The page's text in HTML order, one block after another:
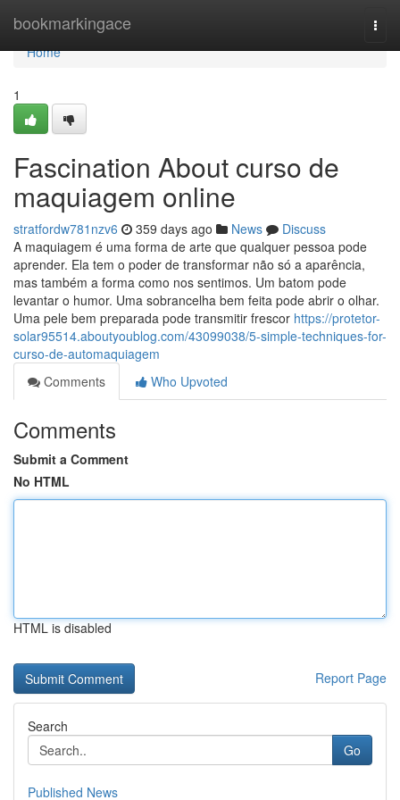
bookmarkingace
Home
Home
1
Fascination About curso de
maquiagem online
stratfordw781nzv6 359 days ago News
Discuss
A maquiagem é uma forma de arte que qualquer pessoa pode
aprender. Ela tem o poder de transformar não só a aparência,
mas também a forma como nos sentimos. Um batom pode
levantar o humor. Uma sobrancelha bem feita pode abrir o olhar.
Uma pele bem preparada pode transmitir frescor https://protetor-
solar95514.aboutyoublog.com/43099038/5-simple-techniques-for-
curso-de-automaquiagem
Comments
Who Upvoted
Comments
Submit a Comment
No HTML
HTML is disabled
Report Page
Search
Go
Published News